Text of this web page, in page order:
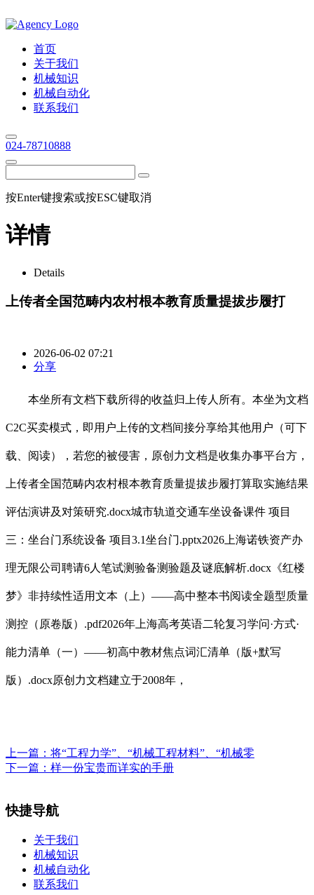
首页
关于我们
机械知识
机械自动化
联系我们
024-78710888
按Enter键搜索或按ESC键取消
详情
Details
上传者全国范畴内农村根本教育质量提拔步履打
2026-06-02 07:21
分享
本坐所有文档下载所得的收益归上传人所有。本坐为文档
C2C买卖模式，即用户上传的文档间接分享给其他用户（可下
载、阅读），若您的被侵害，原创力文档是收集办事平台方，
上传者全国范畴内农村根本教育质量提拔步履打算取实施结果
评估演讲及对策研究.docx城市轨道交通车坐设备课件 项目
三：坐台门系统设备 项目3.1坐台门.pptx2026上海诺铁资产办
理无限公司聘请6人笔试测验备测验题及谜底解析.docx《红楼
梦》非持续性适用文本（上）——高中整本书阅读全题型质量
测控（原卷版）.pdf2026年上海高考英语二轮复习学问·方式·
能力清单（一）——初高中教材焦点词汇清单（版+默写
版）.docx原创力文档建立于2008年，
上一篇： 将“工程力学”、“机械工程材料”、“机械零
下一篇： 样一份宝贵而详实的手册
快捷导航
关于我们
机械知识
机械自动化
联系我们